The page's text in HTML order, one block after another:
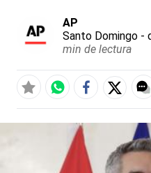
AP
Santo Domingo -
min de lectura